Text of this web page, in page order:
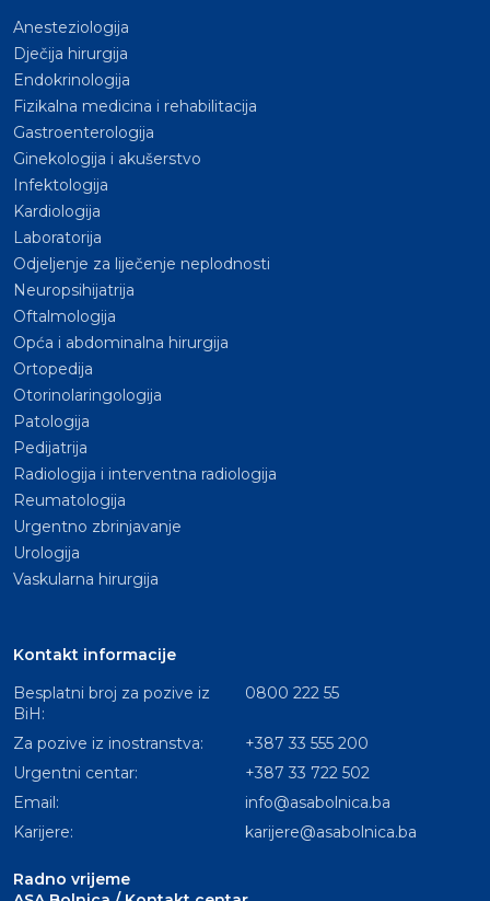
Anesteziologija
Dječija hirurgija
Endokrinologija
Fizikalna medicina i rehabilitacija
Gastroenterologija
Ginekologija i akušerstvo
Infektologija
Kardiologija
Laboratorija
Odjeljenje za liječenje neplodnosti
Neuropsihijatrija
Oftalmologija
Opća i abdominalna hirurgija
Ortopedija
Otorinolaringologija
Patologija
Pedijatrija
Radiologija i interventna radiologija
Reumatologija
Urgentno zbrinjavanje
Urologija
Vaskularna hirurgija
Kontakt informacije
Besplatni broj za pozive iz
BiH:
0800 222 55
Za pozive iz inostranstva:
+387 33 555 200
Urgentni centar:
+387 33 722 502
Email:
info@asabolnica.ba
Karijere:
karijere@asabolnica.ba
Radno vrijeme